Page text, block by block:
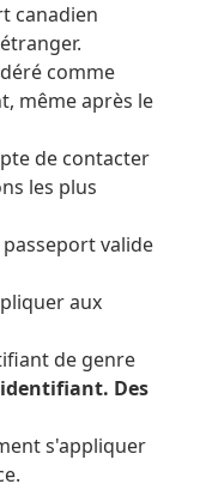
canadien
comme
même après le
de contacter
les plus
valide
aux
de genre
identifiant. Des
s'appliquer